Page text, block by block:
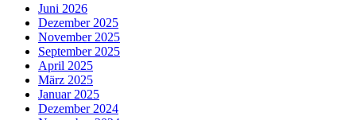
Juni 2026
Dezember 2025
November 2025
September 2025
April 2025
März 2025
Januar 2025
Dezember 2024